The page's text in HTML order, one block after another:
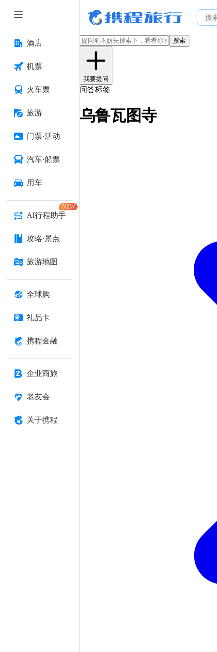
酒店
机票
火车票
旅游
门票·活动
汽车·船票
用车
AI行程助手
NEW
攻略·景点
旅游地图
全球购
礼品卡
携程金融
企业商旅
老友会
关于携程
搜索
我要提问
问答标签
乌鲁瓦图寺